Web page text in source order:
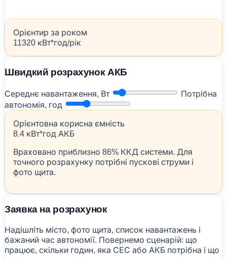
Орієнтир за роком
11320 кВт*год/рік
Швидкий розрахунок АКБ
Середнє навантаження, Вт
Потрібна
автономія, год
Орієнтовна корисна ємність
8.4 кВт*год АКБ
Враховано приблизно 86% ККД системи. Для
точного розрахунку потрібні пускові струми і
фото щита.
Заявка на розрахунок
Надішліть місто, фото щита, список навантажень і
бажаний час автономії. Повернемо сценарій: що
працює, скільки годин, яка СЕС або АКБ потрібна і що